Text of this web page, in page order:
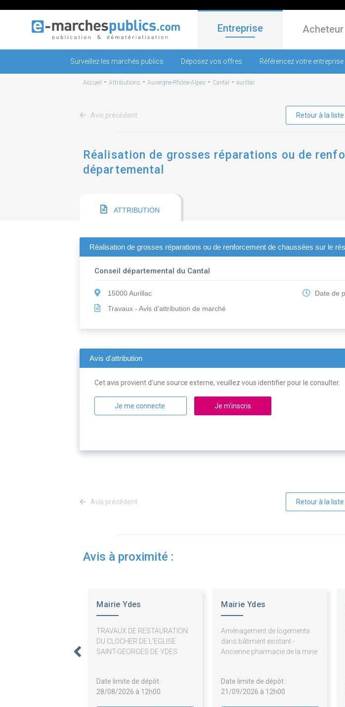
Entreprise Acheteur
Surveillez les marchés publics Déposez vos offres Référencez votre entreprise
Accueil - Attributions - Auvergne-Rhône-Alpes - Cantal - aurillac
Avis précédent Retour à la
Réalisation de grosses réparations ou de
départemental
ATTRIBUTION
Réalisation de grosses réparations ou de renforcement de chaussées sur le
Conseil départemental du Cantal
15000 Aurillac
Travaux - Avis d'attribution de marché
Date de
Avis d'attribution
Cet avis provient d'une source externe, veuillez vous identifier pour le consulter.
Je me connecte Je m'inscris
Avis précédent Retour à la
Avis à proximité :
Mairie Ydes
TRAVAUX DE RESTAURATION
DU CLOCHER DE L'EGLISE
SAINT-GEORGES DE YDES
Date limite de dépôt :
28/08/2026 à 12h00
Mairie Ydes
Aménagement de logements
dans bâtiment existant -
Ancienne pharmacie de la mine
Date limite de dépôt :
21/09/2026 à 12h00